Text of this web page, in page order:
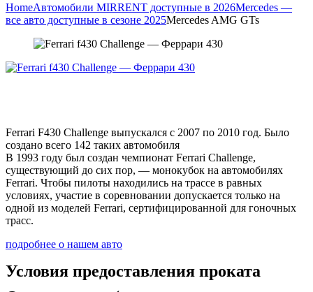
HomeАвтомобили MIRRENT доступные в 2026Mercedes —
все авто доступные в сезоне 2025Mercedes AMG GTs
Ferrari F430 Challenge выпускался с 2007 по 2010 год. Было
создано всего 142 таких автомобиля
В 1993 году был создан чемпионат Ferrari Challenge,
существующий до сих пор, — монокубок на автомобилях
Ferrari. Чтобы пилоты находились на трассе в равных
условиях, участие в соревновании допускается только на
одной из моделей Ferrari, сертифицированной для гоночных
трасс.
подробнее о нашем авто
Условия предоставления проката